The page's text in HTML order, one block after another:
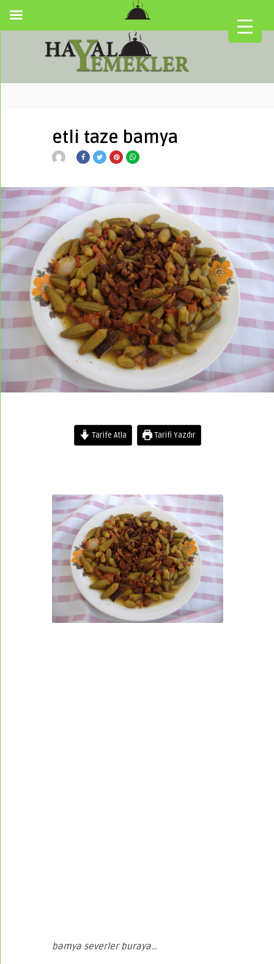
▼
etli taze bamya
Tarife Atla Tarifi Yazdır
bamya severler buraya…